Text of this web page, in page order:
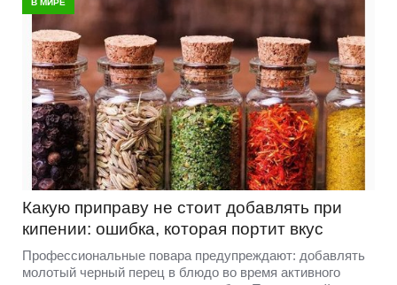
Какую приправу не стоит добавлять при
кипении: ошибка, которая портит вкус
Профессиональные повара предупреждают: добавлять
молотый черный перец в блюдо во время активного